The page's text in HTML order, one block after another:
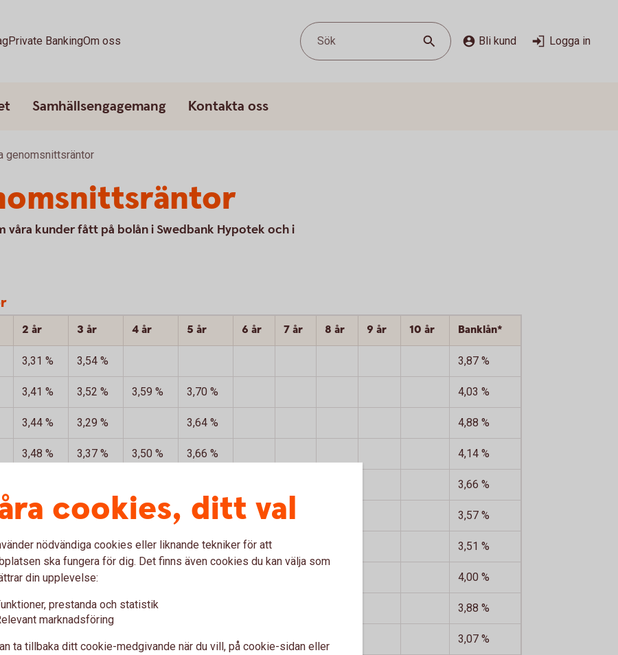
Private BankingOm oss Sök Bli kund Logga in
Samhällsengagemang Kontakta oss
genomsnittsräntor
våra kunder fått på bolån i Swedbank Hypotek och i
2 år 3 år 4 år 5 år 6 år 7 år 8 år 9 år 10 år Banklån*
3,31 % 3,54 % 3,87 %
3,41 % 3,52 % 3,59 % 3,70 % 4,03 %
3,44 % 3,29 % 3,64 % 4,88 %
3,48 % 3,37 % 3,50 % 3,66 % 4,14 %
3,66 %
3,06 % 3,14 % 3,57 %
3,23 % 3,31 % 3,60 % 3,62 % 3,51 %
3,21 % 3,01 % 4,00 %
3,15 % 3,23 % 3,88 %
3,18 % 3,21 % 3,07 %
cookies, ditt val
nödvändiga cookies eller liknande tekniker för att
ska fungera för dig. Det finns även cookies du kan välja som
din upplevelse:
prestanda och statistik
marknadsföring
ta tillbaka ditt cookie-medgivande när du vill, på cookie-sidan eller